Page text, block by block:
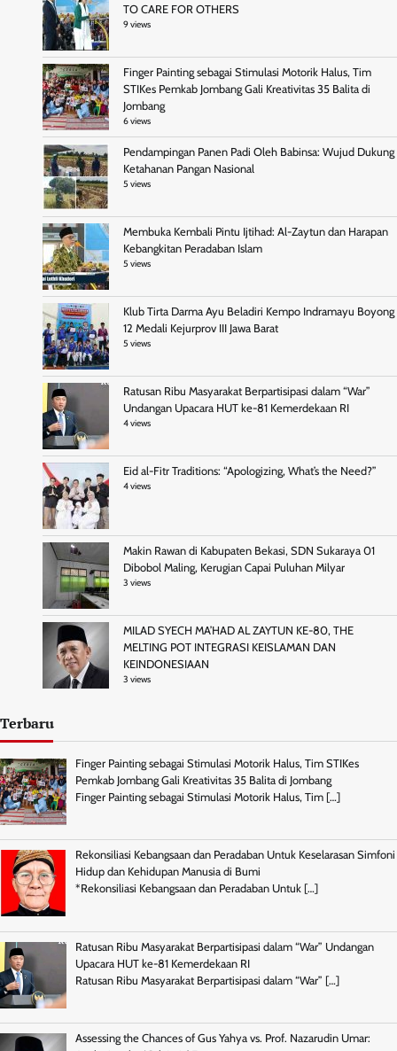
TO CARE FOR OTHERS
9 views
Finger Painting sebagai Stimulasi Motorik Halus, Tim
STIKes Pemkab Jombang Gali Kreativitas 35 Balita di
Jombang
6 views
Pendampingan Panen Padi Oleh Babinsa: Wujud Dukung
Ketahanan Pangan Nasional
5 views
Membuka Kembali Pintu Ijtihad: Al-Zaytun dan Harapan
Kebangkitan Peradaban Islam
5 views
Klub Tirta Darma Ayu Beladiri Kempo Indramayu Boyong
12 Medali Kejurprov III Jawa Barat
5 views
Ratusan Ribu Masyarakat Berpartisipasi dalam “War”
Undangan Upacara HUT ke-81 Kemerdekaan RI
4 views
Eid al-Fitr Traditions: “Apologizing, What’s the Need?”
4 views
Makin Rawan di Kabupaten Bekasi, SDN Sukaraya 01
Dibobol Maling, Kerugian Capai Puluhan Milyar
3 views
MILAD SYECH MA’HAD AL ZAYTUN KE-80, THE
MELTING POT INTEGRASI KEISLAMAN DAN
KEINDONESIAAN
3 views
Terbaru
Finger Painting sebagai Stimulasi Motorik Halus, Tim STIKes
Pemkab Jombang Gali Kreativitas 35 Balita di Jombang
Finger Painting sebagai Stimulasi Motorik Halus, Tim […]
Rekonsiliasi Kebangsaan dan Peradaban Untuk Keselarasan Simfoni
Hidup dan Kehidupan Manusia di Bumi
*Rekonsiliasi Kebangsaan dan Peradaban Untuk […]
Ratusan Ribu Masyarakat Berpartisipasi dalam “War” Undangan
Upacara HUT ke-81 Kemerdekaan RI
Ratusan Ribu Masyarakat Berpartisipasi dalam “War” […]
Assessing the Chances of Gus Yahya vs. Prof. Nazarudin Umar: